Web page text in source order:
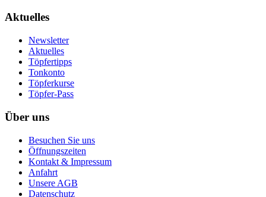
Aktuelles
Newsletter
Aktuelles
Töpfertipps
Tonkonto
Töpferkurse
Töpfer-Pass
Über uns
Besuchen Sie uns
Öffnungszeiten
Kontakt & Impressum
Anfahrt
Unsere AGB
Datenschutz